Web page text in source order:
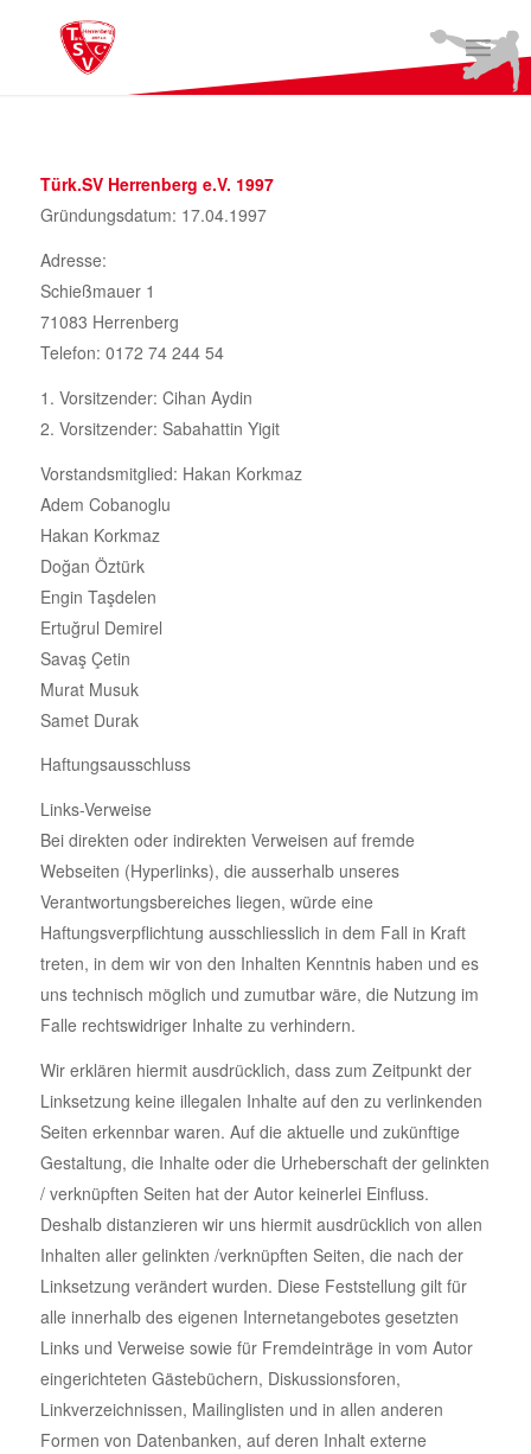
Türk.SV Herrenberg e.V. 1997
Gründungsdatum: 17.04.1997
Adresse:
Schießmauer 1
71083 Herrenberg
Telefon: 0172 74 244 54
1. Vorsitzender: Cihan Aydin
2. Vorsitzender: Sabahattin Yigit
Vorstandsmitglied: Hakan Korkmaz
Adem Cobanoglu
Hakan Korkmaz
Doğan Öztürk
Engin Taşdelen
Ertuğrul Demirel
Savaş Çetin
Murat Musuk
Samet Durak
Haftungsausschluss
Links-Verweise
Bei direkten oder indirekten Verweisen auf fremde
Webseiten (Hyperlinks), die ausserhalb unseres
Verantwortungsbereiches liegen, würde eine
Haftungsverpflichtung ausschliesslich in dem Fall in Kraft
treten, in dem wir von den Inhalten Kenntnis haben und es
uns technisch möglich und zumutbar wäre, die Nutzung im
Falle rechtswidriger Inhalte zu verhindern.
Wir erklären hiermit ausdrücklich, dass zum Zeitpunkt der
Linksetzung keine illegalen Inhalte auf den zu verlinkenden
Seiten erkennbar waren. Auf die aktuelle und zukünftige
Gestaltung, die Inhalte oder die Urheberschaft der gelinkten
/ verknüpften Seiten hat der Autor keinerlei Einfluss.
Deshalb distanzieren wir uns hiermit ausdrücklich von allen
Inhalten aller gelinkten /verknüpften Seiten, die nach der
Linksetzung verändert wurden. Diese Feststellung gilt für
alle innerhalb des eigenen Internetangebotes gesetzten
Links und Verweise sowie für Fremdeinträge in vom Autor
eingerichteten Gästebüchern, Diskussionsforen,
Linkverzeichnissen, Mailinglisten und in allen anderen
Formen von Datenbanken, auf deren Inhalt externe